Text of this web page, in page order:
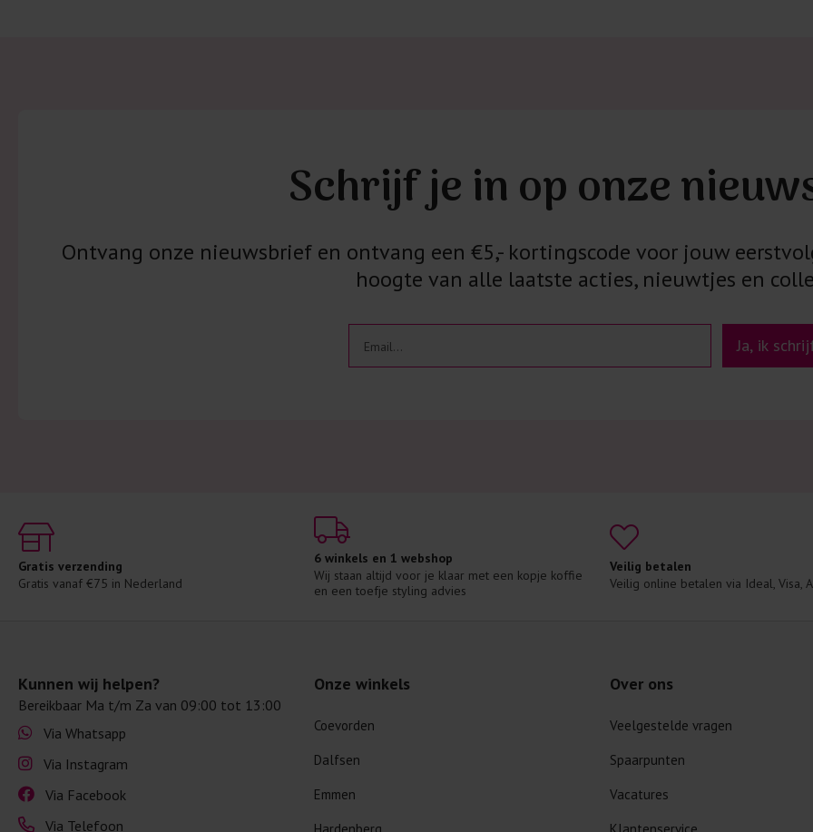
Schrijf je in op onze
Ontvang onze nieuwsbrief en ontvang een €5,- kortingscode voor jouw
hoogte van alle laatste acties, nieuwtjes en
Ja, ik
Gratis verzending
Gratis vanaf €75 in Nederland
6 winkels en 1 webshop
Wij staan altijd voor je klaar met een kopje koffie
en een toefje styling advies
Veilig betalen
Veilig online betalen via Ideal, Visa,
Kunnen wij helpen?
Bereikbaar Ma t/m Za van 09:00 tot 13:00
Via Whatsapp
Via Instagram
Via Facebook
Via Telefoon
Onze winkels
Coevorden
Dalfsen
Emmen
Over ons
Veelgestelde vragen
Spaarpunten
Vacatures